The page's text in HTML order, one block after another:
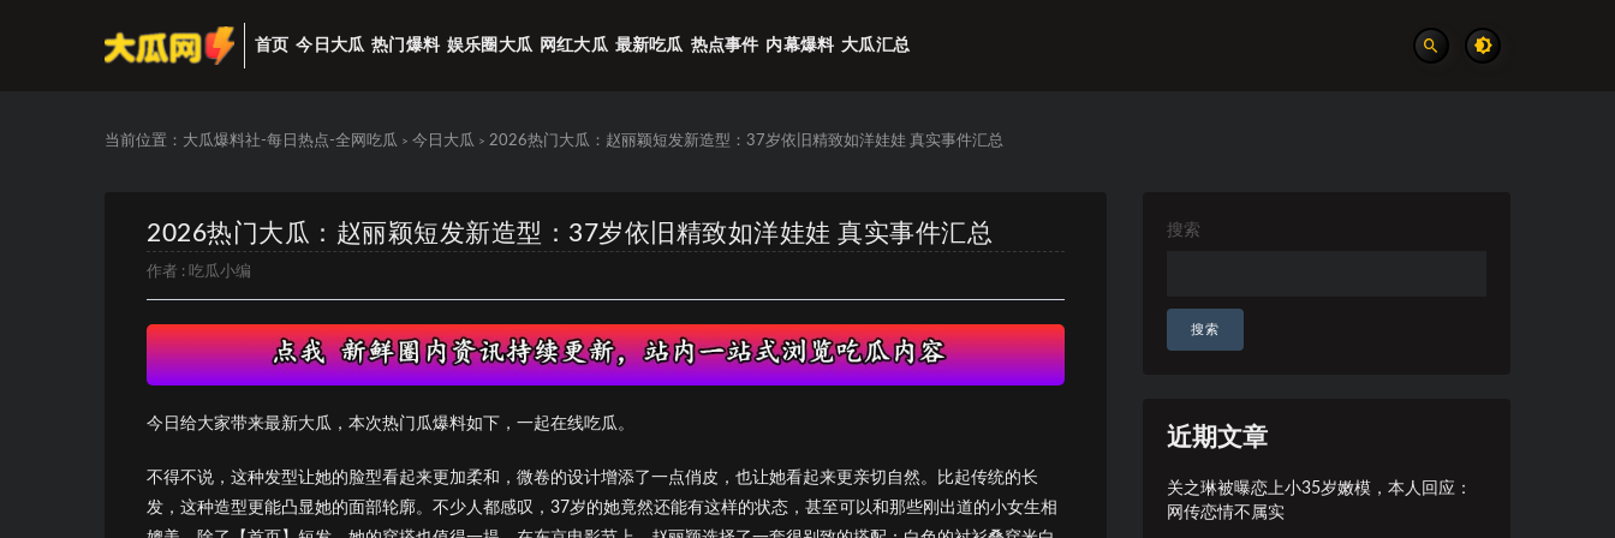
首页 今日大瓜 热门爆料 娱乐圈大瓜 网红大瓜 最新吃瓜 热点事件 内幕爆料 大瓜汇总
当前位置： 大瓜爆料社-每日热点-全网吃瓜 > 今日大瓜 > 2026热门大瓜：赵丽颖短发新造型：37岁依旧精致如洋娃娃 真实事件汇总
2026热门大瓜：赵丽颖短发新造型：37岁依旧精致如洋娃娃 真实事件汇总
作者 : 吃瓜小编
今日给大家带来最新大瓜，本次热门瓜爆料如下，一起在线吃瓜。
不得不说，这种发型让她的脸型看起来更加柔和，微卷的设计增添了一点俏皮，也让她看起来更亲切自然。比起传统的长
发，这种造型更能凸显她的面部轮廓。不少人都感叹，37岁的她竟然还能有这样的状态，甚至可以和那些刚出道的小女生相
搜索
搜索
近期文章
关之琳被曝恋上小35岁嫩模，本人回应：
网传恋情不属实